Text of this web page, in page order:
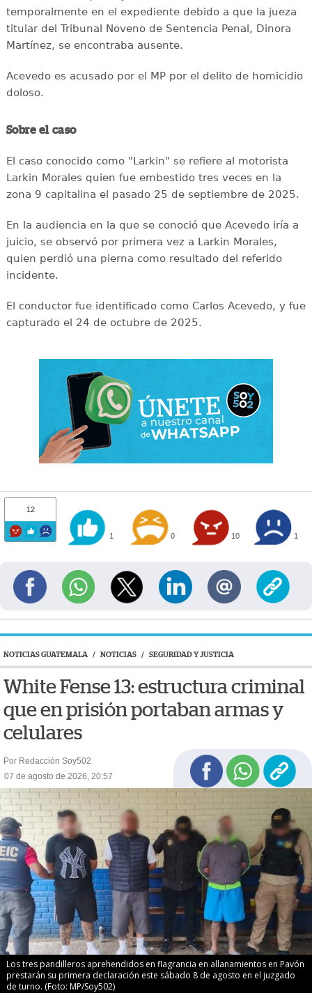
temporalmente en el expediente debido a que la jueza
titular del Tribunal Noveno de Sentencia Penal, Dinora
Martínez, se encontraba ausente.
Acevedo es acusado por el MP por el delito de homicidio
doloso.
Sobre el caso
El caso conocido como "Larkin" se refiere al motorista
Larkin Morales quien fue embestido tres veces en la
zona 9 capitalina el pasado 25 de septiembre de 2025.
En la audiencia en la que se conoció que Acevedo iría a
juicio, se observó por primera vez a Larkin Morales,
quien perdió una pierna como resultado del referido
incidente.
El conductor fue identificado como Carlos Acevedo, y fue
capturado el 24 de octubre de 2025.
12
1 0 10 1
NOTICIAS GUATEMALA / NOTICIAS / SEGURIDAD Y JUSTICIA
White Fense 13: estructura criminal
que en prisión portaban armas y
celulares
Por Redacción Soy502
07 de agosto de 2026, 20:57
Los tres pandilleros aprehendidos en flagrancia en allanamientos en Pavón
prestarán su primera declaración este sábado 8 de agosto en el juzgado
de turno. (Foto: MP/Soy502)